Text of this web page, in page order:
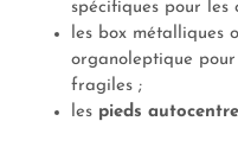
spécifiques pour les
les box métalliques
organoleptique
fragiles ;
les pieds